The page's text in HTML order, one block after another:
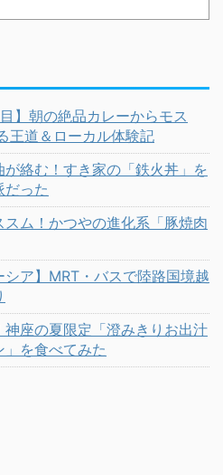
】朝の絶品カレーからモス
王道＆ローカル体験記
絡む！すき家の「鉄火丼」を
だった
ム！かつやの進化系「豚焼肉
シア】MRT・バスで陸路国境越
座の夏限定「澄みきりお出汁
を食べてみた